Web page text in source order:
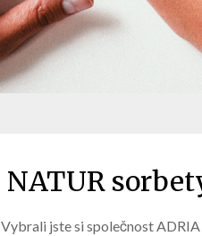
NATUR
Vybrali jste si společnost